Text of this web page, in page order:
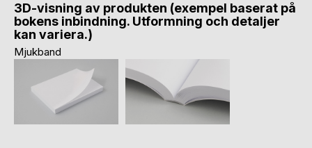
3D-visning av produkten (exempel baserat på
bokens inbindning. Utformning och detaljer
kan variera.)
Mjukband